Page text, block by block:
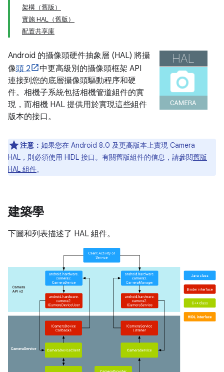
架構（舊版）
實施 HAL（舊版）
配置共享庫
Android 的攝像頭硬件抽象層 (HAL) 將攝
像頭 2
中更高級別的攝像頭框架 API
連接到您的底層攝像頭驅動程序和硬
件。相機子系統包括相機管道組件的實
現，而相機 HAL 提供用於實現這些組件
版本的接口。
注意： 如果您在 Android 8.0 及更高版本上實現 Camera
HAL，則必須使用 HIDL 接口。有關舊版組件的信息，請參閱舊版
HAL 組件。
建築學
下圖和列表描述了 HAL 組件。